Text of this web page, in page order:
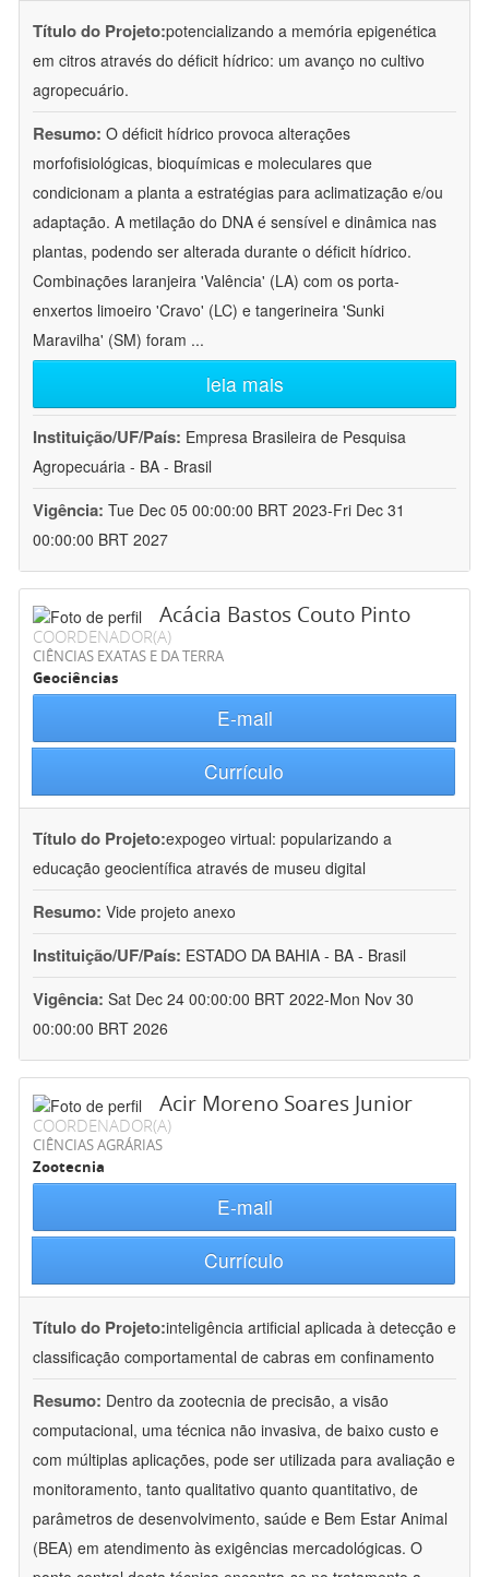
Título do Projeto:potencializando a memória epigenética
em citros através do déficit hídrico: um avanço no cultivo
agropecuário.
Resumo: O déficit hídrico provoca alterações
morfofisiológicas, bioquímicas e moleculares que
condicionam a planta a estratégias para aclimatização e/ou
adaptação. A metilação do DNA é sensível e dinâmica nas
plantas, podendo ser alterada durante o déficit hídrico.
Combinações laranjeira 'Valência' (LA) com os porta-
enxertos limoeiro 'Cravo' (LC) e tangerineira 'Sunki
Maravilha' (SM) foram ...
leia mais
Instituição/UF/País: Empresa Brasileira de Pesquisa
Agropecuária - BA - Brasil
Vigência: Tue Dec 05 00:00:00 BRT 2023-Fri Dec 31
00:00:00 BRT 2027
Acácia Bastos Couto Pinto
COORDENADOR(A)
CIÊNCIAS EXATAS E DA TERRA
Geociências
E-mail
Currículo
Título do Projeto:expogeo virtual: popularizando a
educação geocientífica através de museu digital
Resumo: Vide projeto anexo
Instituição/UF/País: ESTADO DA BAHIA - BA - Brasil
Vigência: Sat Dec 24 00:00:00 BRT 2022-Mon Nov 30
00:00:00 BRT 2026
Acir Moreno Soares Junior
COORDENADOR(A)
CIÊNCIAS AGRÁRIAS
Zootecnia
E-mail
Currículo
Título do Projeto:inteligência artificial aplicada à detecção e
classificação comportamental de cabras em confinamento
Resumo: Dentro da zootecnia de precisão, a visão
computacional, uma técnica não invasiva, de baixo custo e
com múltiplas aplicações, pode ser utilizada para avaliação e
monitoramento, tanto qualitativo quanto quantitativo, de
parâmetros de desenvolvimento, saúde e Bem Estar Animal
(BEA) em atendimento às exigências mercadológicas. O